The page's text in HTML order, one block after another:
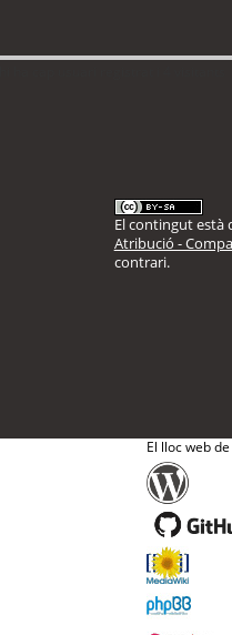
El contingut està
Atribució -
contrari.
El lloc web